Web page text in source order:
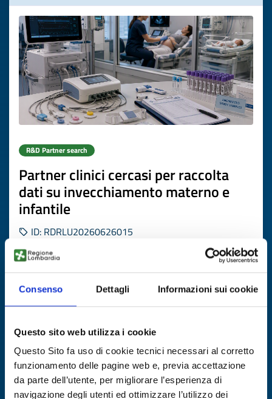
Consenso Dettagli Informazioni sui cookie
Questo sito web utilizza i cookie
Questo Sito fa uso di cookie tecnici necessari al corretto
funzionamento delle pagine web e, previa accettazione
da parte dell’utente, per migliorare l’esperienza di
navigazione degli utenti ed ottimizzare l’utilizzo dei
R&D Partner search
Partner clinici cercasi per raccolta
dati su invecchiamento materno e
infantile
ID: RDRLU20260626015
DISCOVER MORE →
Expires on06 agosto 2027